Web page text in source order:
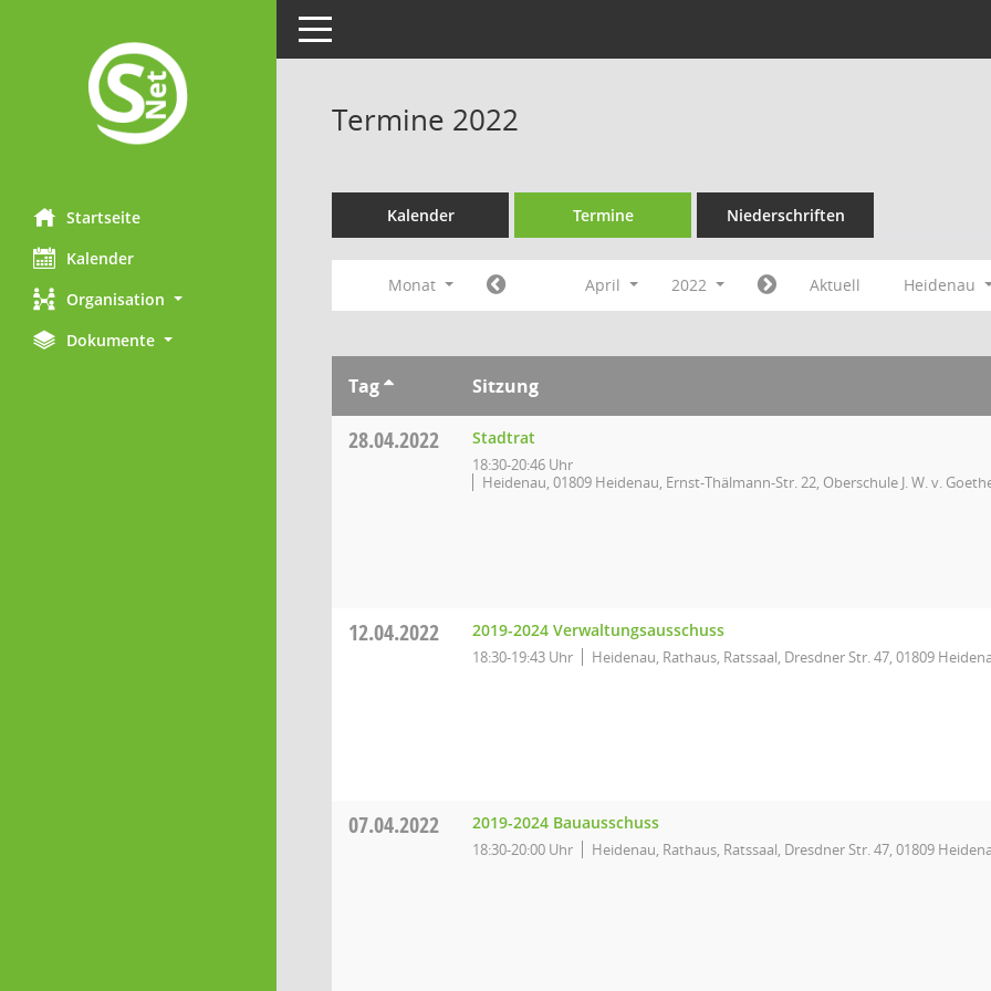
Startseite
Kalender
Organisation
Dokumente
Toggle navigation
Termine 2022
Kalender Termine Niederschriften
Monat April 2022 Aktuell Heidenau
Tag Sitzung
28.04.2022 Stadtrat
18:30-20:46 Uhr
Heidenau, 01809 Heidenau, Ernst-Thälmann-Str. 22, Oberschule J. W. v.
12.04.2022 2019-2024 Verwaltungsausschuss
18:30-19:43 Uhr Heidenau, Rathaus, Ratssaal, Dresdner Str. 47, 01809
07.04.2022 2019-2024 Bauausschuss
18:30-20:00 Uhr Heidenau, Rathaus, Ratssaal, Dresdner Str. 47, 01809